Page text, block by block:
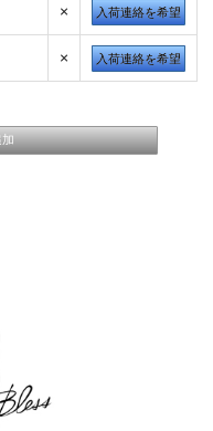
× 入荷連絡を希望
× 入荷連絡を希望